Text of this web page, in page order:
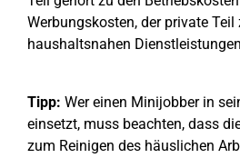
Werbungskosten, der private Teil
haushaltsnahen
Tipp: Wer einen Minijobber in
einsetzt, muss beachten, dass
zum Reinigen des häuslichen